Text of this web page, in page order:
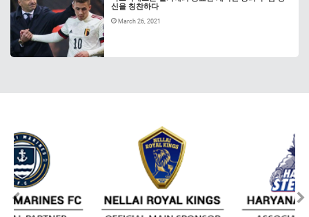
신을 칭찬하다
March 26, 2021